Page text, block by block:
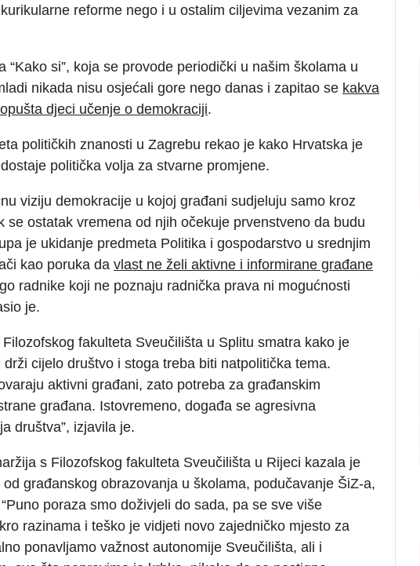
reforme nego i u ostalim ciljevima vezanim za
“Kako si”, koja se provode periodički u našim školama u
nikada nisu osjećali gore nego danas i zapitao se kakva
djeci učenje o demokraciji.
političkih znanosti u Zagrebu rekao je kako Hrvatska je
politička volja za stvarne promjene.
viziju demokracije u kojoj građani sudjeluju samo kroz
se ostatak vremena od njih očekuje prvenstveno da budu
je ukidanje predmeta Politika i gospodarstvo u srednjim
kao poruka da vlast ne želi aktivne i informirane građane
radnike koji ne poznaju radnička prava ni mogućnosti
je.
fakulteta Sveučilišta u Splitu smatra kako je
cijelo društvo i stoga treba biti natpolitička tema.
aktivni građani, zato potreba za građanskim
građana. Istovremeno, događa se agresivna
društva”, izjavila je.
s Filozofskog fakulteta Sveučilišta u Rijeci kazala je
građanskog obrazovanja u školama, podučavanje ŠiZ-a,
poraza smo doživjeli do sada, pa se sve više
razinama i teško je vidjeti novo zajedničko mjesto za
ponavljamo važnost autonomije Sveučilišta, ali i